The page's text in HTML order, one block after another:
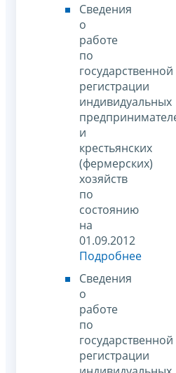
Сведения
о
работе
по
государственной
регистрации
индивидуальных
и
крестьянских
(фермерских)
хозяйств
по
состоянию
на
01.09.2012
Подробнее
Сведения
о
работе
по
государственной
регистрации